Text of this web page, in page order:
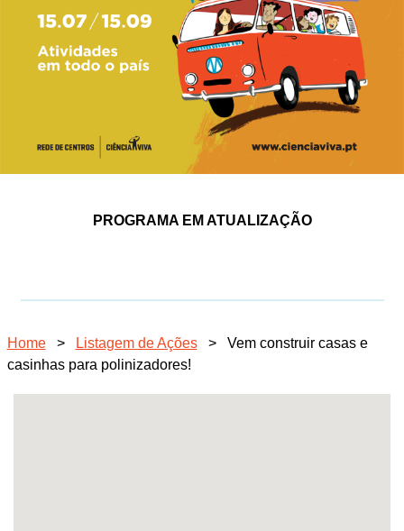
PROGRAMA EM ATUALIZAÇÃO
Home > Listagem de Ações >
Vem construir casas e
casinhas para polinizadores!